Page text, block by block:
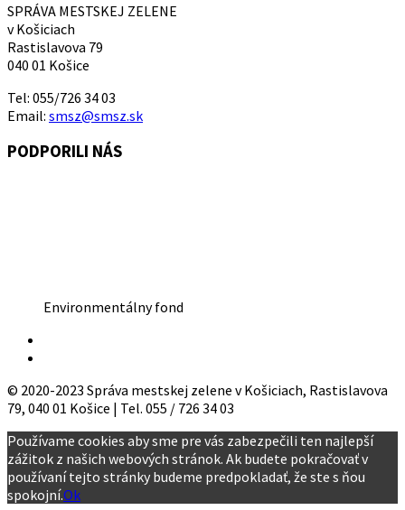
SPRÁVA MESTSKEJ ZELENE
v Košiciach
Rastislavova 79
040 01 Košice
Tel: 055/726 34 03
Email: smsz@smsz.sk
PODPORILI NÁS
Environmentálny fond
© 2020-2023 Správa mestskej zelene v Košiciach, Rastislavova
79, 040 01 Košice | Tel. 055 / 726 34 03
Používame cookies aby sme pre vás zabezpečili ten najlepší
zážitok z našich webových stránok. Ak budete pokračovať v
používaní tejto stránky budeme predpokladať, že ste s ňou
spokojní.Ok